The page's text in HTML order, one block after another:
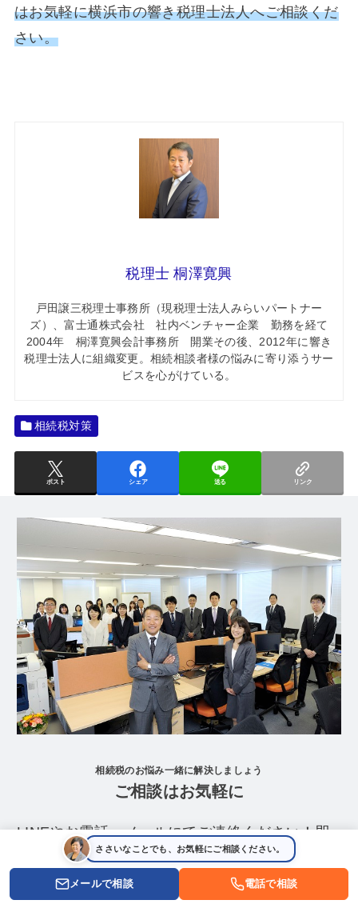
はお気軽に横浜市の響き税理士法人へご相談くだ
さい。
税理士 桐澤寛興
戸田譲三税理士事務所（現税理士法人みらいパートナー
ズ）、富士通株式会社 社内ベンチャー企業 勤務を経て
2004年 桐澤寛興会計事務所 開業その後、2012年に響き
税理士法人に組織変更。相続相談者様の悩みに寄り添うサー
ビスを心がけている。
相続税対策
ポスト シェア 送る リンク
相続税のお悩み一緒に解決しましょう
ご相談はお気軽に
LINEやお電話、メールにてご連絡ください！即
日対応させていただきます。
ささいなことでも、お気軽にご相談ください。
メールで相談 電話で相談